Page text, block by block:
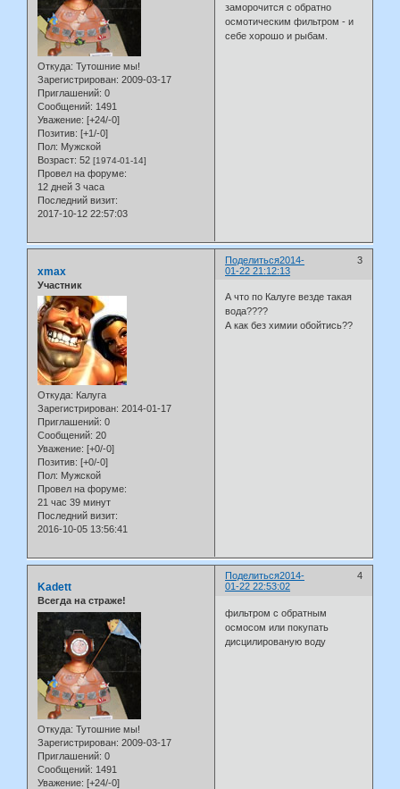
Откуда: Тутошние мы!
Зарегистрирован: 2009-03-17
Приглашений: 0
Сообщений: 1491
Уважение: [+24/-0]
Позитив: [+1/-0]
Пол: Мужской
Возраст: 52 [1974-01-14]
Провел на форуме:
12 дней 3 часа
Последний визит:
2017-10-12 22:57:03
заморочится с обратно
осмотическим фильтром - и
себе хорошо и рыбам.
Поделиться 3
2014-
01-22 21:12:13
xmax
Участник
Откуда: Калуга
Зарегистрирован: 2014-01-17
Приглашений: 0
Сообщений: 20
Уважение: [+0/-0]
Позитив: [+0/-0]
Пол: Мужской
Провел на форуме:
21 час 39 минут
Последний визит:
2016-10-05 13:56:41
А что по Калуге везде такая
вода????
А как без химии обойтись??
Поделиться 4
2014-
01-22 22:53:02
Kadett
Всегда на страже!
Откуда: Тутошние мы!
Зарегистрирован: 2009-03-17
Приглашений: 0
Сообщений: 1491
Уважение: [+24/-0]
фильтром с обратным
осмосом или покупать
дисцилированую воду